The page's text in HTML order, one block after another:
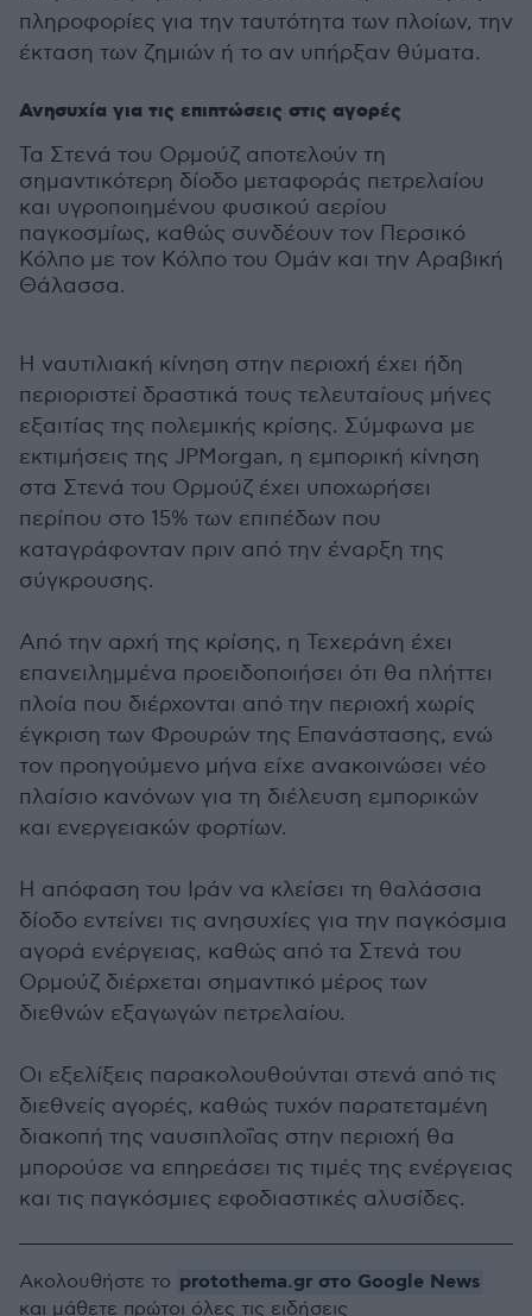
πληροφορίες για την ταυτότητα των πλοίων, την
έκταση των ζημιών ή το αν υπήρξαν θύματα.
Ανησυχία για τις επιπτώσεις στις αγορές
Τα Στενά του Ορμούζ αποτελούν τη
σημαντικότερη δίοδο μεταφοράς πετρελαίου
και υγροποιημένου φυσικού αερίου
παγκοσμίως, καθώς συνδέουν τον Περσικό
Κόλπο με τον Κόλπο του Ομάν και την Αραβική
Θάλασσα.
Η ναυτιλιακή κίνηση στην περιοχή έχει ήδη
περιοριστεί δραστικά τους τελευταίους μήνες
εξαιτίας της πολεμικής κρίσης. Σύμφωνα με
εκτιμήσεις της JPMorgan, η εμπορική κίνηση
στα Στενά του Ορμούζ έχει υποχωρήσει
περίπου στο 15% των επιπέδων που
καταγράφονταν πριν από την έναρξη της
σύγκρουσης.
Από την αρχή της κρίσης, η Τεχεράνη έχει
επανειλημμένα προειδοποιήσει ότι θα πλήττει
πλοία που διέρχονται από την περιοχή χωρίς
έγκριση των Φρουρών της Επανάστασης, ενώ
τον προηγούμενο μήνα είχε ανακοινώσει νέο
πλαίσιο κανόνων για τη διέλευση εμπορικών
και ενεργειακών φορτίων.
Η απόφαση του Ιράν να κλείσει τη θαλάσσια
δίοδο εντείνει τις ανησυχίες για την παγκόσμια
αγορά ενέργειας, καθώς από τα Στενά του
Ορμούζ διέρχεται σημαντικό μέρος των
διεθνών εξαγωγών πετρελαίου.
Οι εξελίξεις παρακολουθούνται στενά από τις
διεθνείς αγορές, καθώς τυχόν παρατεταμένη
διακοπή της ναυσιπλοΐας στην περιοχή θα
μπορούσε να επηρεάσει τις τιμές της ενέργειας
και τις παγκόσμιες εφοδιαστικές αλυσίδες.
Ακολουθήστε το protothema.gr στο Google News
και μάθετε πρώτοι όλες τις ειδήσεις